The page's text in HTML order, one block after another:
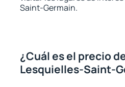
Saint-Germain.
¿Cuál es el precio
Lesquielles-Saint-